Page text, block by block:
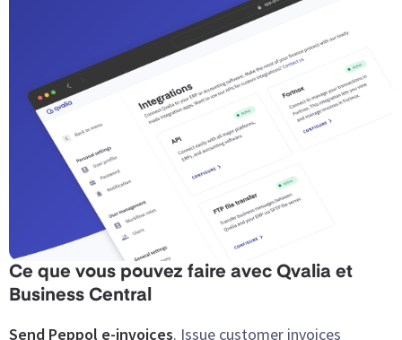
Ce que vous pouvez faire avec Qvalia et
Business Central
Send Peppol e-invoices. Issue customer invoices